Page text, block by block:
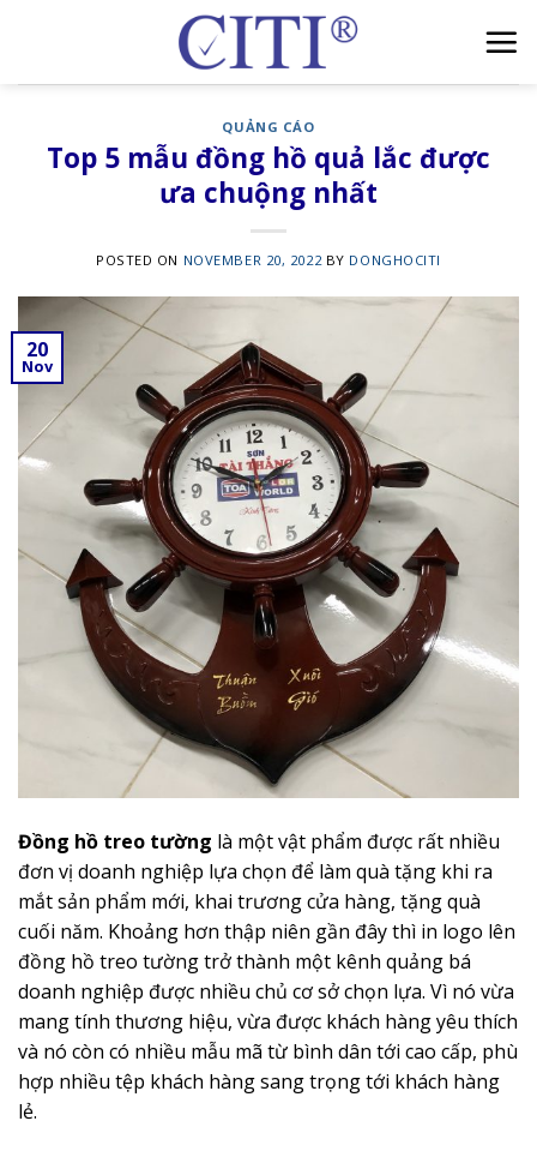
QUẢNG CÁO
Top 5 mẫu đồng hồ quả lắc được
ưa chuộng nhất
POSTED ON NOVEMBER 20, 2022 BY DONGHOCITI
20
Nov
Đồng hồ treo tường là một vật phẩm được rất nhiều
đơn vị doanh nghiệp lựa chọn để làm quà tặng khi ra
mắt sản phẩm mới, khai trương cửa hàng, tặng quà
cuối năm. Khoảng hơn thập niên gần đây thì in logo lên
đồng hồ treo tường trở thành một kênh quảng bá
doanh nghiệp được nhiều chủ cơ sở chọn lựa. Vì nó vừa
mang tính thương hiệu, vừa được khách hàng yêu thích
và nó còn có nhiều mẫu mã từ bình dân tới cao cấp, phù
hợp nhiều tệp khách hàng sang trọng tới khách hàng
lẻ.